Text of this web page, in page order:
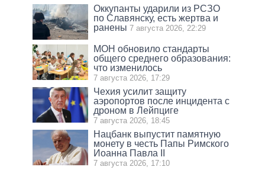
Оккупанты ударили из РСЗО
по Славянску, есть жертва и
ранены 7 августа 2026, 22:29
МОН обновило стандарты
общего среднего образования:
что изменилось
7 августа 2026, 17:29
Чехия усилит защиту
аэропортов после инцидента с
дроном в Лейпциге
7 августа 2026, 18:45
Нацбанк выпустит памятную
монету в честь Папы Римского
Иоанна Павла II
7 августа 2026, 17:10